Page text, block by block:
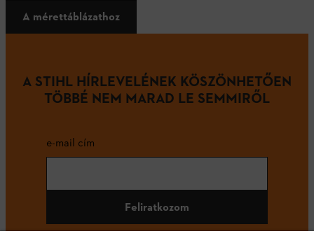
A mérettáblázathoz
A STIHL HÍRLEVELÉNEK KÖSZÖNHETŐEN
TÖBBÉ NEM MARAD LE SEMMIRŐL
e-mail cím
Feliratkozom